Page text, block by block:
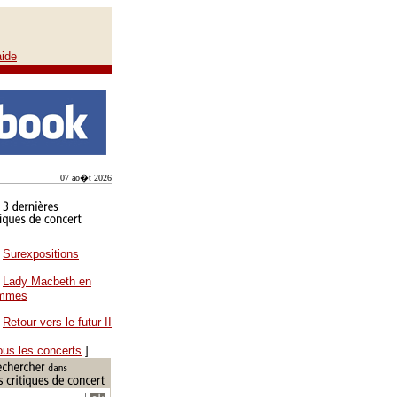
07 ao�t 2026
Surexpositions
Lady Macbeth en
Retour vers le futur II
les concerts ]